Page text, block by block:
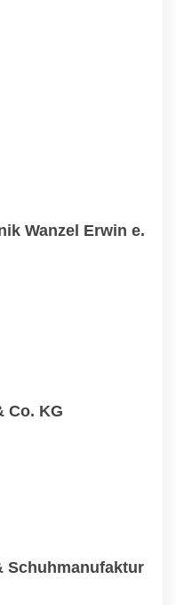
Wanzel Erwin e.
Co. KG
Schuhmanufaktur